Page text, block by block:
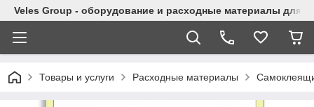
Veles Group - оборудование и расходные материалы для
Товары и услуги Расходные материалы